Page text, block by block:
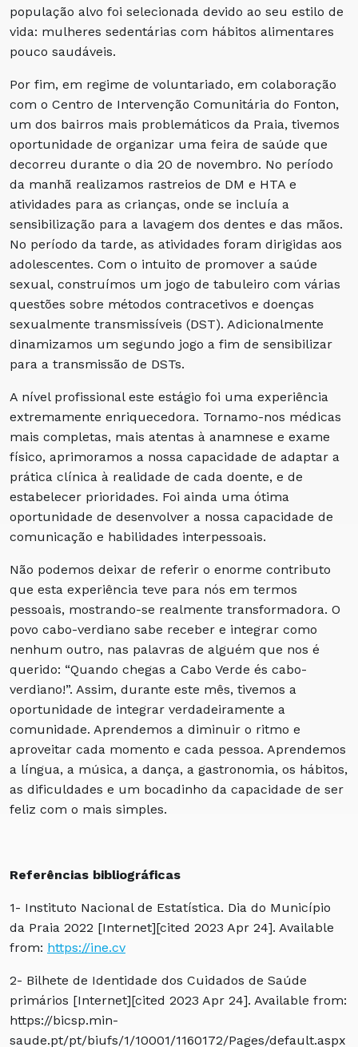
população alvo foi selecionada devido ao seu estilo de
vida: mulheres sedentárias com hábitos alimentares
pouco saudáveis.
Por fim, em regime de voluntariado, em colaboração
com o Centro de Intervenção Comunitária do Fonton,
um dos bairros mais problemáticos da Praia, tivemos
oportunidade de organizar uma feira de saúde que
decorreu durante o dia 20 de novembro. No período
da manhã realizamos rastreios de DM e HTA e
atividades para as crianças, onde se incluía a
sensibilização para a lavagem dos dentes e das mãos.
No período da tarde, as atividades foram dirigidas aos
adolescentes. Com o intuito de promover a saúde
sexual, construímos um jogo de tabuleiro com várias
questões sobre métodos contracetivos e doenças
sexualmente transmissíveis (DST). Adicionalmente
dinamizamos um segundo jogo a fim de sensibilizar
para a transmissão de DSTs.
A nível profissional este estágio foi uma experiência
extremamente enriquecedora. Tornamo-nos médicas
mais completas, mais atentas à anamnese e exame
físico, aprimoramos a nossa capacidade de adaptar a
prática clínica à realidade de cada doente, e de
estabelecer prioridades. Foi ainda uma ótima
oportunidade de desenvolver a nossa capacidade de
comunicação e habilidades interpessoais.
Não podemos deixar de referir o enorme contributo
que esta experiência teve para nós em termos
pessoais, mostrando-se realmente transformadora. O
povo cabo-verdiano sabe receber e integrar como
nenhum outro, nas palavras de alguém que nos é
querido: “Quando chegas a Cabo Verde és cabo-
verdiano!”. Assim, durante este mês, tivemos a
oportunidade de integrar verdadeiramente a
comunidade. Aprendemos a diminuir o ritmo e
aproveitar cada momento e cada pessoa. Aprendemos
a língua, a música, a dança, a gastronomia, os hábitos,
as dificuldades e um bocadinho da capacidade de ser
feliz com o mais simples.
Referências bibliográficas
1- Instituto Nacional de Estatística. Dia do Município
da Praia 2022 [Internet][cited 2023 Apr 24]. Available
from: https://ine.cv
2- Bilhete de Identidade dos Cuidados de Saúde
primários [Internet][cited 2023 Apr 24]. Available from:
https://bicsp.min-
saude.pt/pt/biufs/1/10001/1160172/Pages/default.aspx